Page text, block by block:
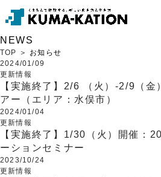
NEWS
TOP
＞ お知らせ
2024/01/09
更新情報
【実施終了】2/6 （火）-2/9（金
アー（エリア：水俣市）
2024/01/04
更新情報
【実施終了】1/30（火）開催：
ーションセミナー
2023/10/24
更新情報